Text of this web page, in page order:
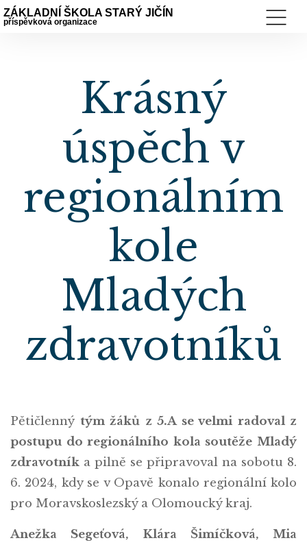
ZÁKLADNÍ ŠKOLA STARÝ JIČÍN
příspěvková organizace
Krásný
úspěch v
regionálním
kole
Mladých
zdravotníků
Pětičlenný tým žáků z 5.A se velmi radoval z
postupu do regionálního kola soutěže Mladý
zdravotník a pilně se připravoval na sobotu 8.
6. 2024, kdy se v Opavě konalo regionální kolo
pro Moravskoslezský a Olomoucký kraj.
Anežka Segeťová, Klára Šimíčková, Mia